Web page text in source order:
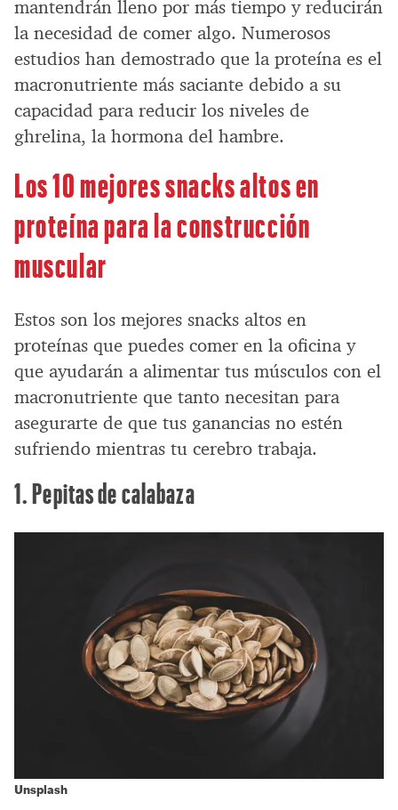
mantendrán lleno por más tiempo y reducirán
la necesidad de comer algo. Numerosos
estudios han demostrado que la proteína es el
macronutriente más saciante debido a su
capacidad para reducir los niveles de
ghrelina, la hormona del hambre.
Los 10 mejores snacks altos en
proteína para la construcción
muscular
Estos son los mejores snacks altos en
proteínas que puedes comer en la oficina y
que ayudarán a alimentar tus músculos con el
macronutriente que tanto necesitan para
asegurarte de que tus ganancias no estén
sufriendo mientras tu cerebro trabaja.
1. Pepitas de calabaza
Unsplash